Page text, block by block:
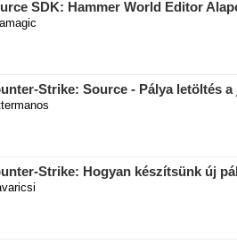
SDK: Hammer World Editor
Strike: Source - Pálya letöltés a
Strike: Hogyan készítsünk új